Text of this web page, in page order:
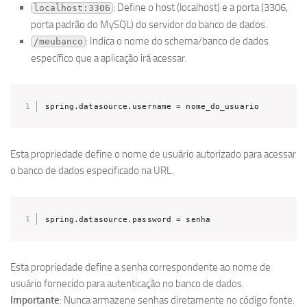
localhost:3306 : Define o host (localhost) e a porta (3306,
porta padrão do MySQL) do servidor do banco de dados.
/meubanco : Indica o nome do schema/banco de dados
específico que a aplicação irá acessar.
spring.datasource.username = nome_do_usuario
Esta propriedade define o nome de usuário autorizado para acessar
o banco de dados especificado na URL.
spring.datasource.password = senha
Esta propriedade define a senha correspondente ao nome de
usuário fornecido para autenticação no banco de dados.
Importante: Nunca armazene senhas diretamente no código fonte.